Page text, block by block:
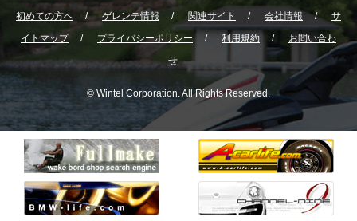
初めての方へ ゲレンテ情報 関連サイト 会社情報
サ
イトマップ
プライバシーポリシー 利用規約
お問い合わ
せ
© Wintel Corporation. All Rights Reserved.